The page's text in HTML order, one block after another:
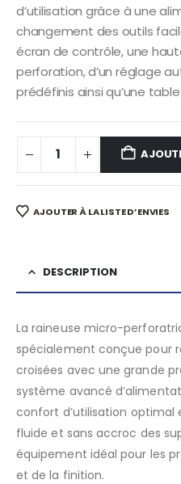
d’utilisation grâce à une
changement des outils
écran de contrôle, une
perforation, d’un réglage
prédéfinis ainsi qu’une
AJOUTER À LA LISTE D’ENVIES
DESCRIPTION
La raineuse micro-
spécialement conçue pour
croisées avec une grande
système avancé
confort d’utilisation optimal
fluide et sans accroc des
équipement idéal pour les
et de la finition.